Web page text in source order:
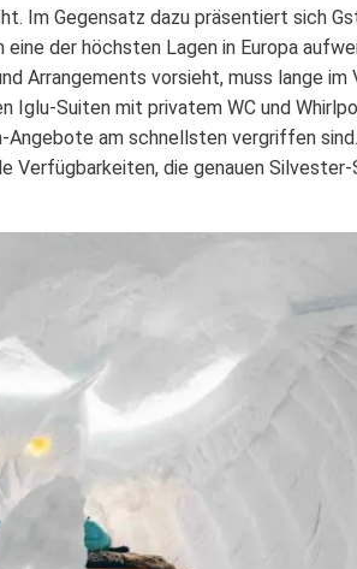
Im Gegensatz dazu präsentiert sich
der höchsten Lagen in Europa
Arrangements vorsieht, muss lange
Iglu-Suiten mit privatem WC und
Angebote am schnellsten vergriffen
Verfügbarkeiten, die genauen